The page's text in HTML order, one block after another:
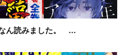
ん読みました。 ...